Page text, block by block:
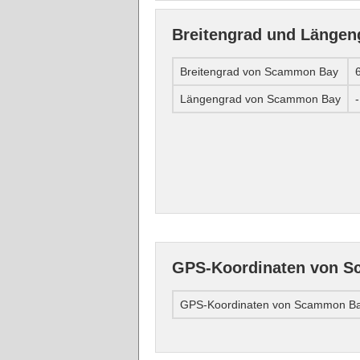
Breitengrad und
Breitengrad von Scammon Bay
Längengrad von Scammon Bay
GPS-Koordinaten von
GPS-Koordinaten von Scammon